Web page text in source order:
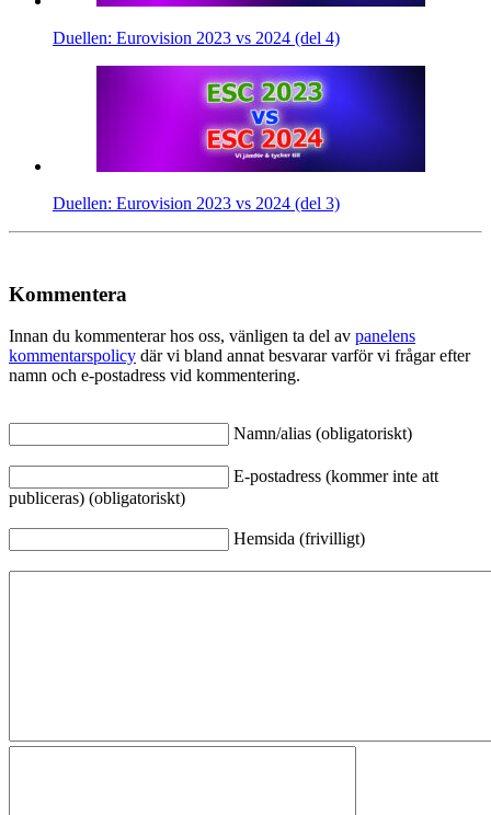
Duellen: Eurovision 2023 vs 2024 (del 4)
Duellen: Eurovision 2023 vs 2024 (del 3)
Kommentera
Innan du kommenterar hos oss, vänligen ta del av panelens
kommentarspolicy där vi bland annat besvarar varför vi frågar efter
namn och e-postadress vid kommentering.
Namn/alias (obligatoriskt)
E-postadress (kommer inte att
publiceras) (obligatoriskt)
Hemsida (frivilligt)